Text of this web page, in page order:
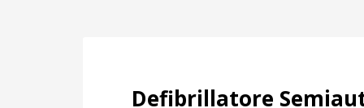
Defibrillatore